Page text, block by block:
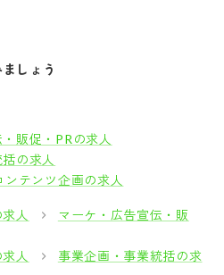
しょう
販促・PRの求人
の求人
テンツ企画の求人
人
マーケ・広告宣伝・販
人
事業企画・事業統括の求